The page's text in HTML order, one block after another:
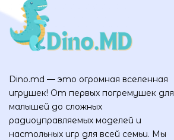
Dino.md — это огромная вселенная
игрушек! От первых погремушек для
малышей до сложных
радиоуправляемых моделей и
настольных игр для всей семьи. Мы